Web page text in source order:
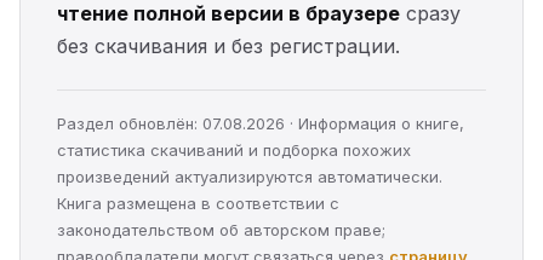
чтение полной версии в браузере сразу
без скачивания и без регистрации.
Раздел обновлён: 07.08.2026 · Информация о книге,
статистика скачиваний и подборка похожих
произведений актуализируются автоматически.
Книга размещена в соответствии с
законодательством об авторском праве;